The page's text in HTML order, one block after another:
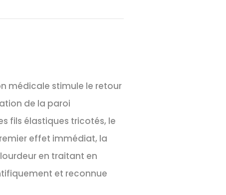
médicale stimule le retour
de la paroi
fils élastiques tricotés, le
effet immédiat, la
en traitant en
et reconnue